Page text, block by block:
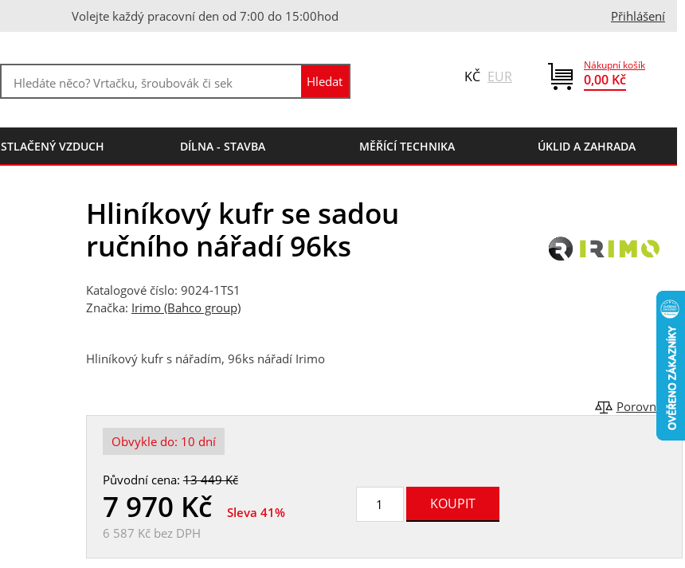
Volejte každý pracovní den od 7:00 do 15:00hod Přihlášení
Nákupní košík
0,00 Kč
KČ EUR
STLAČENÝ VZDUCH DÍLNA - STAVBA MĚŘÍCÍ TECHNIKA ÚKLID A ZAHRADA
Hliníkový kufr se sadou
ručního nářadí 96ks
Katalogové číslo: 9024-1TS1
Značka: Irimo (Bahco group)
Hliníkový kufr s nářadím, 96ks nářadí Irimo
Porovnat
Obvykle do: 10 dní
Původní cena:13 449 Kč
7 970 Kč
Sleva 41%
6 587 Kčbez DPH